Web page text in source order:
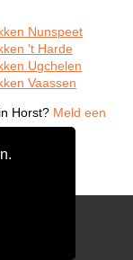
Nunspeet
't Harde
Ugchelen
Vaassen
Horst? Meld een